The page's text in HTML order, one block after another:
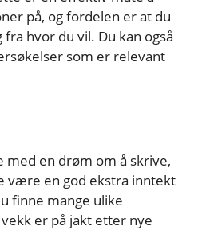
på, og fordelen er at du
hvor du vil. Du kan også
som er relevant
med en drøm om å skrive,
være en god ekstra inntekt
finne mange ulike
er på jakt etter nye